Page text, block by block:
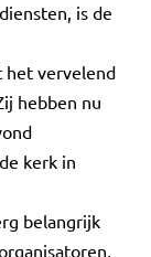
is de
het vervelend
hebben nu
kerk in
belangrijk